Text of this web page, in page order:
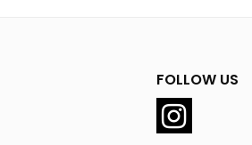
FOLLOW US